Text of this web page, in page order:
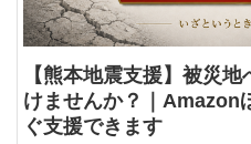
【熊本地震支援】被災
けませんか？｜Amazon
ぐ支援できます